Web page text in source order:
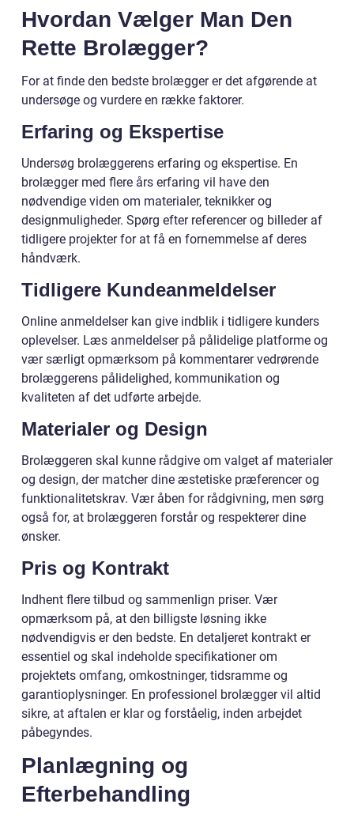
Hvordan Vælger Man Den
Rette Brolægger?
For at finde den bedste brolægger er det afgørende at
undersøge og vurdere en række faktorer.
Erfaring og Ekspertise
Undersøg brolæggerens erfaring og ekspertise. En
brolægger med flere års erfaring vil have den
nødvendige viden om materialer, teknikker og
designmuligheder. Spørg efter referencer og billeder af
tidligere projekter for at få en fornemmelse af deres
håndværk.
Tidligere Kundeanmeldelser
Online anmeldelser kan give indblik i tidligere kunders
oplevelser. Læs anmeldelser på pålidelige platforme og
vær særligt opmærksom på kommentarer vedrørende
brolæggerens pålidelighed, kommunikation og
kvaliteten af det udførte arbejde.
Materialer og Design
Brolæggeren skal kunne rådgive om valget af materialer
og design, der matcher dine æstetiske præferencer og
funktionalitetskrav. Vær åben for rådgivning, men sørg
også for, at brolæggeren forstår og respekterer dine
ønsker.
Pris og Kontrakt
Indhent flere tilbud og sammenlign priser. Vær
opmærksom på, at den billigste løsning ikke
nødvendigvis er den bedste. En detaljeret kontrakt er
essentiel og skal indeholde specifikationer om
projektets omfang, omkostninger, tidsramme og
garantioplysninger. En professionel brolægger vil altid
sikre, at aftalen er klar og forståelig, inden arbejdet
påbegyndes.
Planlægning og
Efterbehandling